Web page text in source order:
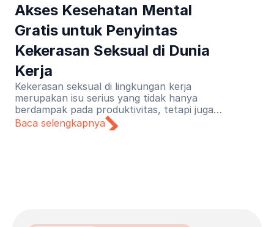
Akses Kesehatan Mental
Gratis untuk Penyintas
Kekerasan Seksual di Dunia
Kerja
Kekerasan seksual di lingkungan kerja
merupakan isu serius yang tidak hanya
berdampak pada produktivitas, tetapi juga
meninggalkan trauma mendalam bagi
korbannya. Menyadari urgensi tersebut,
Baca selengkapnya